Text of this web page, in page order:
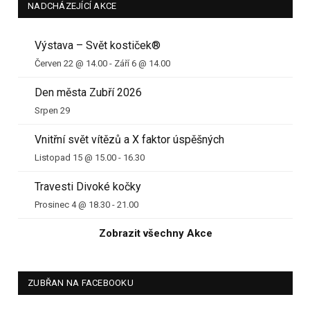
NADCHÁZEJÍCÍ AKCE
Výstava – Svět kostiček®
Červen 22 @ 14.00 - Září 6 @ 14.00
Den města Zubří 2026
Srpen 29
Vnitřní svět vítězů a X faktor úspěšných
Listopad 15 @ 15.00 - 16.30
Travesti Divoké kočky
Prosinec 4 @ 18.30 - 21.00
Zobrazit všechny Akce
ZUBŘAN NA FACEBOOKU